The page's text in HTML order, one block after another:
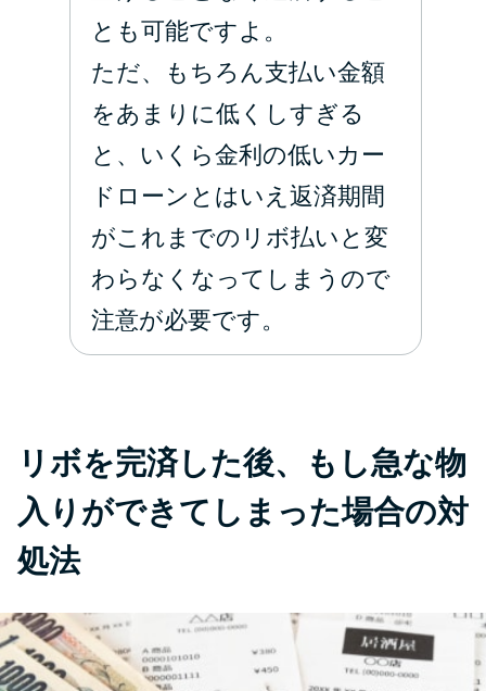
とも可能ですよ。
ただ、もちろん支払い金額
をあまりに低くしすぎる
と、いくら金利の低いカー
ドローンとはいえ返済期間
がこれまでのリボ払いと変
わらなくなってしまうので
注意が必要です。
リボを完済した後、もし急な物
入りができてしまった場合の対
処法